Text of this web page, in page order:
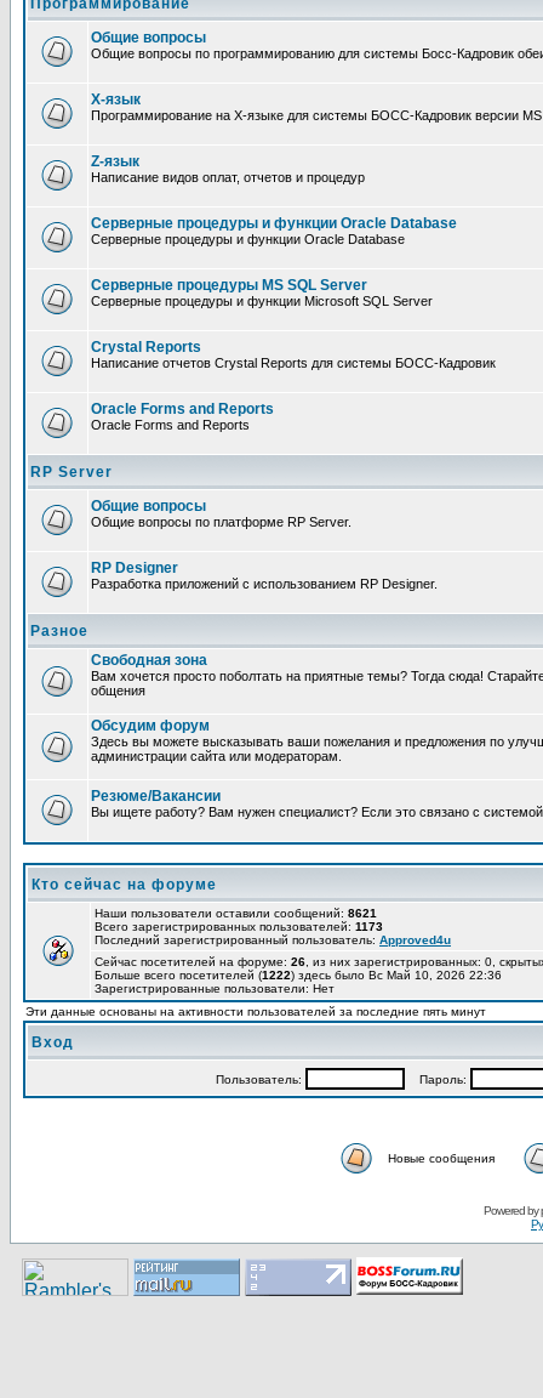
Программирование
Общие вопросы
Общие вопросы по программированию для системы Босс-Кадровик
X-язык
Программирование на X-языке для системы БОСС-Кадровик версии
Z-язык
Написание видов оплат, отчетов и процедур
Серверные процедуры и функции Oracle Database
Серверные процедуры и функции Oracle Database
Серверные процедуры MS SQL Server
Серверные процедуры и функции Microsoft SQL Server
Crystal Reports
Написание отчетов Crystal Reports для системы БОСС-Кадровик
Oracle Forms and Reports
Oracle Forms and Reports
RP Server
Общие вопросы
Общие вопросы по платформе RP Server.
RP Designer
Разработка приложений с использованием RP Designer.
Разное
Свободная зона
Вам хочется просто поболтать на приятные темы? Тогда сюда!
общения
Обсудим форум
Здесь вы можете высказывать ваши пожелания и предложения по
администрации сайта или модераторам.
Резюме/Вакансии
Вы ищете работу? Вам нужен специалист? Если это связано с
Кто сейчас на форуме
Наши пользователи оставили сообщений: 8621
Всего зарегистрированных пользователей: 1173
Последний зарегистрированный пользователь: Approved4u
Сейчас посетителей на форуме: 26 , из них зарегистрированных: 0,
Больше всего посетителей (1222) здесь было Вс Май 10, 2026 22:36
Зарегистрированные пользователи: Нет
Эти данные основаны на активности пользователей за последние пять минут
Вход
Пользoватeль: Пaрoль:
Новые сообщения
Pоwerеd by